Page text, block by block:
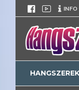
INFO
HANGSZEREK